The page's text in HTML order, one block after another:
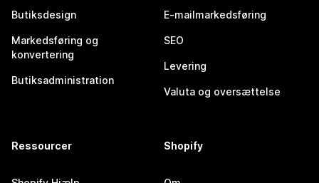
Butiksdesign
Markedsføring og
konvertering
Butiksadministration
E-mailmarkedsføring
SEO
Levering
Valuta og oversættelse
Ressourcer Shopify